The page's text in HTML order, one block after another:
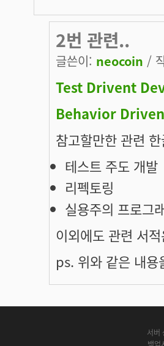
2번 관련..
글쓴이: neocoin /
Test Drivent
Behavior
참고할만한 관련
테스트 주도 개발
리펙토링
실용주의 프로그
이외에도 관련 서
ps. 위와 같은 내용
서버